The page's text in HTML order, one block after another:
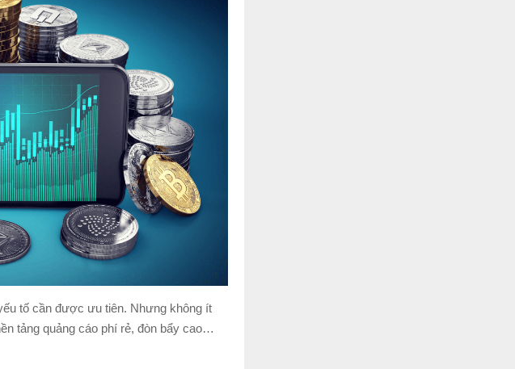
tố cần được ưu tiên. Nhưng không ít
tảng quảng cáo phí rẻ, đòn bẩy cao…